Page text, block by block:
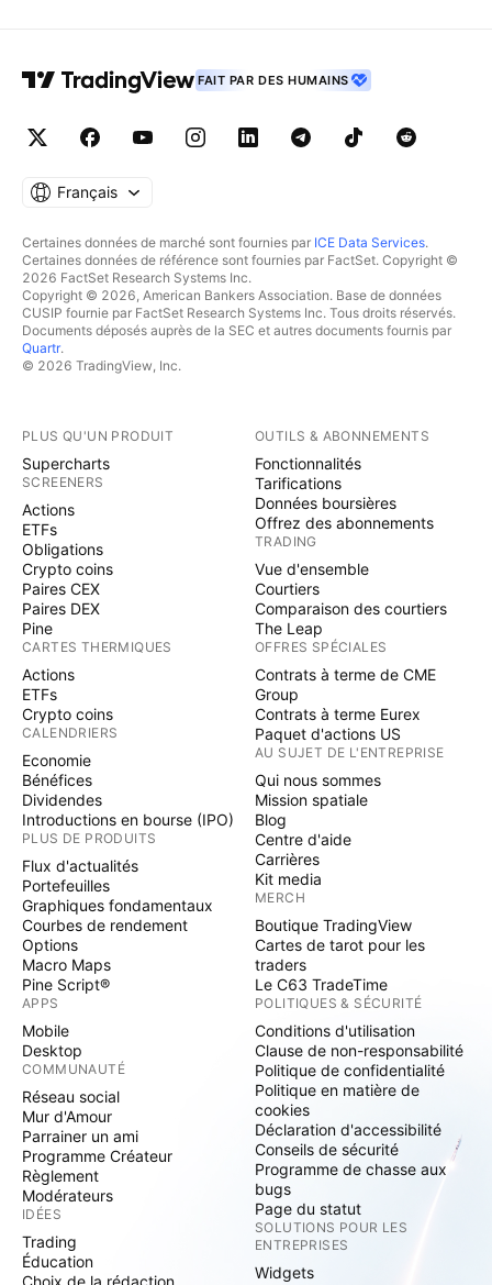
FAIT PAR DES HUMAINS
Français
Certaines données de marché sont fournies par ICE Data Services.
Certaines données de référence sont fournies par FactSet. Copyright ©
2026 FactSet Research Systems Inc.
Copyright © 2026, American Bankers Association. Base de données
CUSIP fournie par FactSet Research Systems Inc. Tous droits réservés.
Documents déposés auprès de la SEC et autres documents fournis par
Quartr.
© 2026 TradingView, Inc.
PLUS QU'UN PRODUIT
Supercharts
SCREENERS
Actions
ETFs
Obligations
Crypto coins
Paires CEX
Paires DEX
Pine
CARTES THERMIQUES
Actions
ETFs
Crypto coins
CALENDRIERS
Economie
Bénéfices
Dividendes
Introductions en bourse (IPO)
PLUS DE PRODUITS
Flux d'actualités
Portefeuilles
Graphiques fondamentaux
Courbes de rendement
Options
Macro Maps
Pine Script®
APPS
Mobile
Desktop
COMMUNAUTÉ
Réseau social
Mur d'Amour
Parrainer un ami
Programme Créateur
Règlement
Modérateurs
IDÉES
Trading
Éducation
Choix de la rédaction
OUTILS & ABONNEMENTS
Fonctionnalités
Tarifications
Données boursières
Offrez des abonnements
TRADING
Vue d'ensemble
Courtiers
Comparaison des courtiers
The Leap
OFFRES SPÉCIALES
Contrats à terme de CME
Group
Contrats à terme Eurex
Paquet d'actions US
AU SUJET DE L'ENTREPRISE
Qui nous sommes
Mission spatiale
Blog
Centre d'aide
Carrières
Kit media
MERCH
Boutique TradingView
Cartes de tarot pour les
traders
Le C63 TradeTime
POLITIQUES & SÉCURITÉ
Conditions d'utilisation
Clause de non-responsabilité
Politique de confidentialité
Politique en matière de
cookies
Déclaration d'accessibilité
Conseils de sécurité
Programme de chasse aux
bugs
Page du statut
SOLUTIONS POUR LES
ENTREPRISES
Widgets